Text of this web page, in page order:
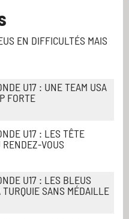
EN DIFFICULTÉS MAIS
U17 : UNE TEAM USA
FORTE
U17 : LES TÊTE
RENDEZ-VOUS
U17 : LES BLEUS
SANS MÉDAILLE